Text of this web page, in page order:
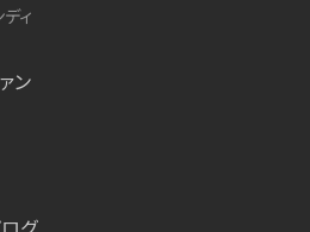
ィ
ン